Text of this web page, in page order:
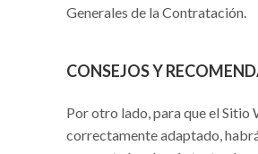
Generales de la Contratación.
CONSEJOS Y
Por otro lado, para que el Sitio
correctamente adaptado,